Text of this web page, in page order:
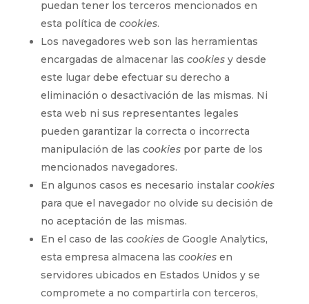
puedan tener los terceros mencionados en
esta política de cookies.
Los navegadores web son las herramientas
encargadas de almacenar las cookiesy desde
este lugar debe efectuar su derecho a
eliminación o desactivación de las mismas. Ni
esta web ni sus representantes legales
pueden garantizar la correcta o incorrecta
manipulación de las cookiespor parte de los
mencionados navegadores.
En algunos casos es necesario instalar cookies
para que el navegador no olvide su decisión de
no aceptación de las mismas.
En el caso de las cookiesde Google Analytics,
esta empresa almacena las cookiesen
servidores ubicados en Estados Unidos y se
compromete a no compartirla con terceros,